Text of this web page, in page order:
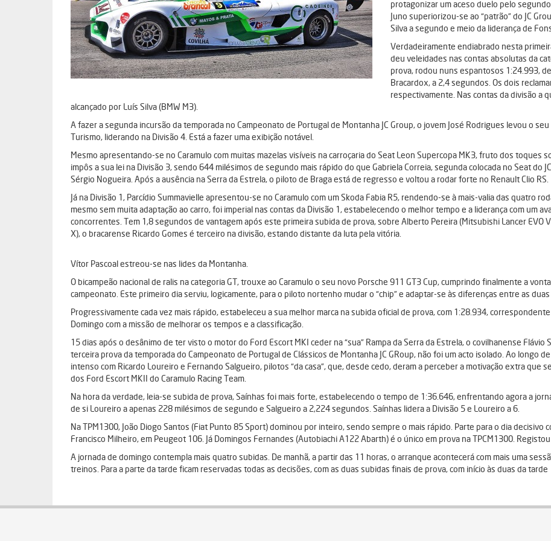
protagonizar um aceso duelo pelo
Juno superiorizou-se ao “patrão” do JC
Silva a segundo e meio da liderança de
Verdadeiramente endiabrado nesta
deu veleidades nas contas absolutas da
prova, rodou nuns espantosos 1:24.993,
Bracardox, a 2,4 segundos. Os dois
respectivamente. Nas contas da divisão a
alcançado por Luís Silva (BMW M3).
A fazer a segunda incursão da temporada no Campeonato de Portugal de Montanha JC Group, o jovem José Rodrigues levou o
Turismo, liderando na Divisão 4. Está a fazer uma exibição notável.
Mesmo apresentando-se no Caramulo com muitas mazelas visíveis na carroçaria do Seat Leon Supercopa MK3, fruto dos toques
impôs a sua lei na Divisão 3, sendo 644 milésimos de segundo mais rápido do que Gabriela Correia, segunda colocada no Seat do
Sérgio Nogueira. Após a ausência na Serra da Estrela, o piloto de Braga está de regresso e voltou a rodar forte no Renault Clio RS.
Já na Divisão 1, Parcídio Summavielle apresentou-se no Caramulo com um Skoda Fabia R5, rendendo-se à mais-valia das quatro
mesmo sem muita adaptação ao carro, foi imperial nas contas da Divisão 1, estabelecendo o melhor tempo e a liderança com um
concorrentes. Tem 1,8 segundos de vantagem após este primeira subida de prova, sobre Alberto Pereira (Mitsubishi Lancer EVO
X), o bracarense Ricardo Gomes é terceiro na divisão, estando distante da luta pela vitória.
Vítor Pascoal estreou-se nas lides da Montanha.
O bicampeão nacional de ralis na categoria GT, trouxe ao Caramulo o seu novo Porsche 911 GT3 Cup, cumprindo finalmente a
campeonato. Este primeiro dia serviu, logicamente, para o piloto nortenho mudar o “chip” e adaptar-se às diferenças entre as duas
Progressivamente cada vez mais rápido, estabeleceu a sua melhor marca na subida oficial de prova, com 1:28.934,
Domingo com a missão de melhorar os tempos e a classificação.
15 dias após o desânimo de ter visto o motor do Ford Escort MKI ceder na “sua” Rampa da Serra da Estrela, o covilhanense Flávio
terceira prova da temporada do Campeonato de Portugal de Clássicos de Montanha JC GRoup, não foi um acto isolado. Ao longo
intenso com Ricardo Loureiro e Fernando Salgueiro, pilotos “da casa”, que, desde cedo, deram a perceber a motivação extra que
dos Ford Escort MKII do Caramulo Racing Team.
Na hora da verdade, leia-se subida de prova, Saínhas foi mais forte, estabelecendo o tempo de 1:36.646, enfrentando agora a
de si Loureiro a apenas 228 milésimos de segundo e Salgueiro a 2,224 segundos. Saínhas lidera a Divisão 5 e Loureiro a 6.
Na TPM1300, João Diogo Santos (Fiat Punto 85 Sport) dominou por inteiro, sendo sempre o mais rápido. Parte para o dia
Francisco Milheiro, em Peugeot 106. Já Domingos Fernandes (Autobiachi A122 Abarth) é o único em prova na TPCM1300.
A jornada de domingo contempla mais quatro subidas. De manhã, a partir das 11 horas, o arranque acontecerá com mais uma
treinos. Para a parte da tarde ficam reservadas todas as decisões, com as duas subidas finais de prova, com início às duas da tarde